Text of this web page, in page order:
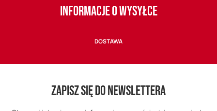
INFORMACJE O WYSYŁCE
DOSTAWA
ZAPISZ SIĘ DO NEWSLETTERA